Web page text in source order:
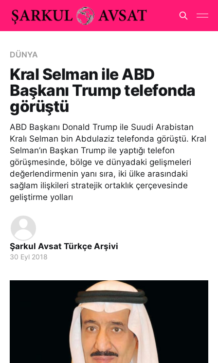
DÜNYA
Kral Selman ile ABD
Başkanı Trump telefonda
görüştü
ABD Başkanı Donald Trump ile Suudi Arabistan
Kralı Selman bin Abdulaziz telefonda görüştü. Kral
Selman’ın Başkan Trump ile yaptığı telefon
görüşmesinde, bölge ve dünyadaki gelişmeleri
değerlendirmenin yanı sıra, iki ülke arasındaki
sağlam ilişkileri stratejik ortaklık çerçevesinde
geliştirme yolları
Şarkul Avsat Türkçe Arşivi
30 Eyl 2018